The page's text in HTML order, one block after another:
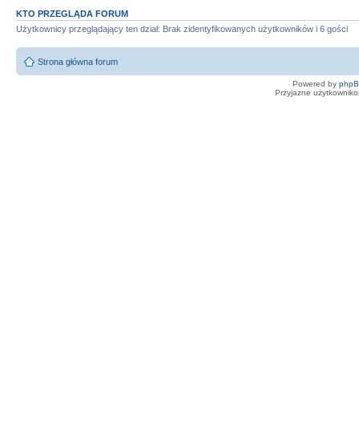
KTO PRZEGLĄDA FORUM
Użytkownicy przeglądający ten dział: Brak zidentyfikowanych użytkowników i 6 gości
Strona główna forum
Powered by
Przyjazne